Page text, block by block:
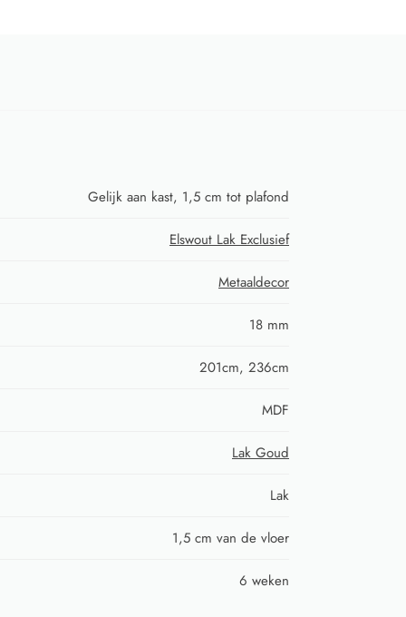
Gelijk aan kast, 1,5 cm tot plafond
Elswout Lak Exclusief
Metaaldecor
18 mm
201cm, 236cm
MDF
Lak Goud
Lak
1,5 cm van de vloer
6 weken